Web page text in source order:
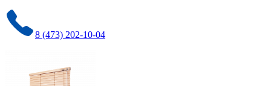
8 (473) 202-10-04